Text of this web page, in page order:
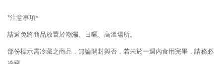
*注意事項*
請避免將商品放置於潮濕、日曬、高溫場所。
部份標示需冷藏之商品，無論開封與否，若未於一週內食用完畢，請務必